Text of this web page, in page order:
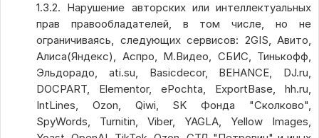
1.3.2. Нарушение авторских или интеллектуальных
прав правообладателей, в том числе, но не
ограничиваясь, следующих сервисов: 2GIS, Авито,
Алиса(Яндекс), Аспро, М.Видео, СБИС, Тинькофф,
Эльдорадо, ati.su, Basicdecor, BEHANCE, DJ.ru,
DOCPART, Elementor, ePochta, ExportBase, hh.ru,
IntLines, Ozon, Qiwi, SK Фонда "Сколково",
SpyWords, Turnitin, Viber, YAGLA, Yellow Images,